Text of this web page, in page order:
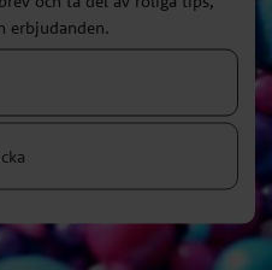
erbjudanden.